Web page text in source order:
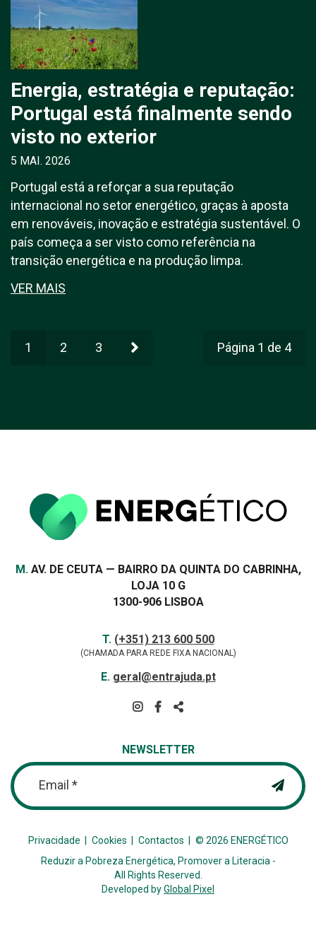
Energia, estratégia e reputação:
Portugal está finalmente sendo
visto no exterior
5 MAI. 2026
Portugal está a reforçar a sua reputação
internacional no setor energético, graças à aposta
em renováveis, inovação e estratégia sustentável. O
país começa a ser visto como referência na
transição energética e na produção limpa.
VER MAIS
1 2 3 Página 1 de 4
Morada
M. AV. DE CEUTA — BAIRRO DA QUINTA DO CABRINHA,
LOJA 10 G
1300-906 LISBOA
T. (+351) 213 600 500
(CHAMADA PARA REDE FIXA NACIONAL)
E. geral@entrajuda.pt
REDE
NEWSLETTER
Email *
Privacidade Cookies Contactos
© 2026 ENERGÉTICO
Reduzir a Pobreza Energética, Promover a Literacia -
All Rights Reserved.
Developed byGlobal Pixel